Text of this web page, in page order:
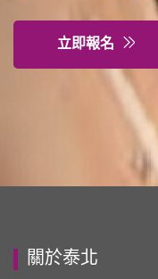
立即報名
關於泰北